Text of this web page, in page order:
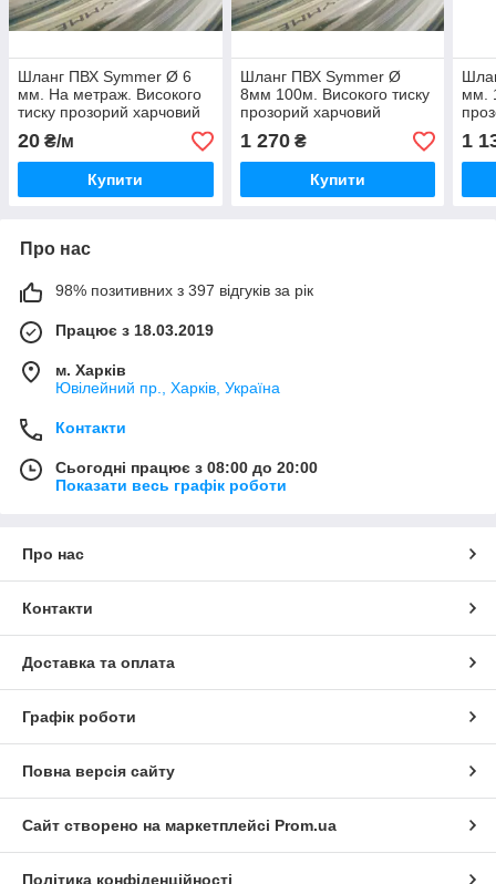
Шланг ПВХ Symmer Ø 6
мм. На метраж. Високого
тиску прозорий харчовий
(універсальний)
20 ₴/м
Купити
Шланг ПВХ Symmer Ø
8мм 100м. Високого тиску
прозорий харчовий
(універсальний)
1 270₴
Купити
мм.
1
Про нас
98% позитивних з 397 відгуків за рік
Працює з 18.03.2019
м. Харків
Ювілейний пр., Харків, Україна
Контакти
Сьогодні працює з 08:00 до 20:00
Показати весь графік роботи
Про нас
Контакти
Доставка та оплата
Графік роботи
Повна версія сайту
Сайт створено на маркетплейсі Prom.ua
Політика конфіденційності